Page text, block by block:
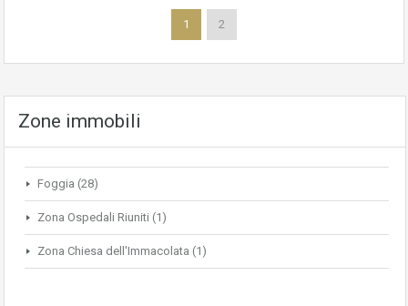
1 2
Zone immobili
Foggia (28)
Zona Ospedali Riuniti (1)
Zona Chiesa dell'Immacolata (1)